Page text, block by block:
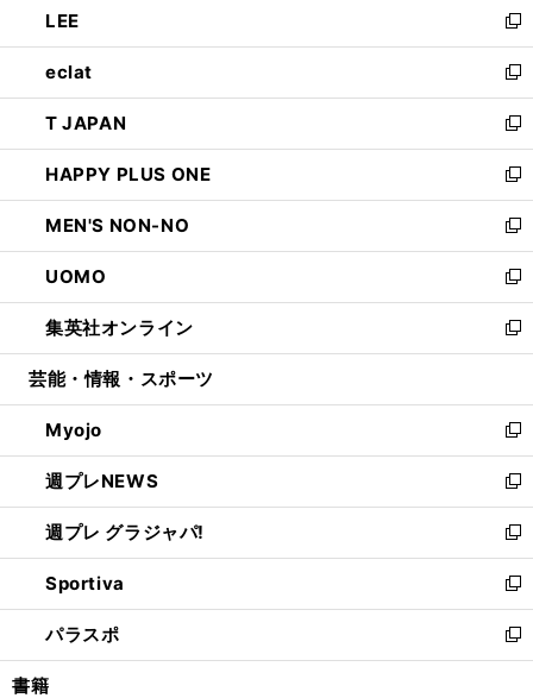
く
で
開
く
ド
ウ
で
開
く
ィ
ン
ド
ウ
で
開
く
い
ウ
ィ
ン
ド
ウ
で
開
く
LEE
新
し
い
ウ
ィ
ン
ド
ウ
で
開
く
eclat
新
し
い
ウ
ィ
ン
ド
ウ
で
開
く
T JAPAN
新
し
い
ウ
ィ
ン
ド
ウ
で
開
HAPPY PLUS ONE
新
し
い
ウ
ィ
ン
ド
ウ
開
く
MEN'S NON-NO
新
し
い
ウ
ィ
ン
ウ
で
開
く
UOMO
新
し
い
ウ
ン
ド
ウ
で
開
く
集英社オンライン
新
し
ウ
ィ
ン
ド
ウ
で
開
く
芸能・情報・スポーツ
Myojo
新
し
い
ウ
ィ
ン
ド
ウ
で
開
週プレNEWS
新
し
い
ウ
ィ
ン
ド
ウ
週プレ グラジャパ!
新
し
い
ウ
ィ
ン
Sportiva
新
し
い
ウ
パラスポ
新
し
書籍